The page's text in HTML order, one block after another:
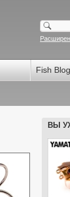
Fish Blog
ВЫ